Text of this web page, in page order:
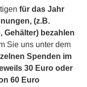
für das Jahr
(z.B.
Gehälter) bezahlen
Sie uns unter dem
Spenden im
30 Euro oder
60 Euro